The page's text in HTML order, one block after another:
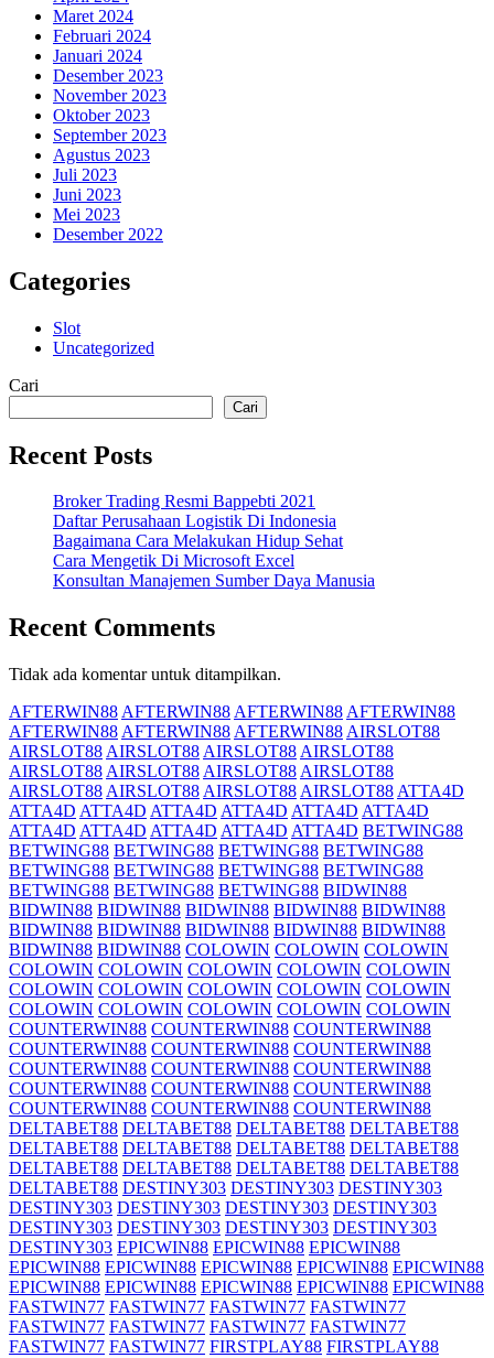
Maret 2024
Februari 2024
Januari 2024
Desember 2023
November 2023
Oktober 2023
September 2023
Agustus 2023
Juli 2023
Juni 2023
Mei 2023
Desember 2022
Categories
Slot
Uncategorized
Cari
Cari
Recent Posts
Broker Trading Resmi Bappebti 2021
Daftar Perusahaan Logistik Di Indonesia
Bagaimana Cara Melakukan Hidup Sehat
Cara Mengetik Di Microsoft Excel
Konsultan Manajemen Sumber Daya Manusia
Recent Comments
Tidak ada komentar untuk ditampilkan.
AFTERWIN88 AFTERWIN88 AFTERWIN88 AFTERWIN88
AFTERWIN88 AFTERWIN88 AFTERWIN88 AIRSLOT88
AIRSLOT88 AIRSLOT88 AIRSLOT88 AIRSLOT88
AIRSLOT88 AIRSLOT88 AIRSLOT88 AIRSLOT88
AIRSLOT88 AIRSLOT88 AIRSLOT88 AIRSLOT88 ATTA4D
ATTA4D ATTA4D ATTA4D ATTA4D ATTA4D ATTA4D
ATTA4D ATTA4D ATTA4D ATTA4D ATTA4D BETWING88
BETWING88 BETWING88 BETWING88 BETWING88
BETWING88 BETWING88 BETWING88 BETWING88
BETWING88 BETWING88 BETWING88 BIDWIN88
BIDWIN88 BIDWIN88 BIDWIN88 BIDWIN88 BIDWIN88
BIDWIN88 BIDWIN88 BIDWIN88 BIDWIN88 BIDWIN88
BIDWIN88 BIDWIN88 COLOWIN COLOWIN COLOWIN
COLOWIN COLOWIN COLOWIN COLOWIN COLOWIN
COLOWIN COLOWIN COLOWIN COLOWIN COLOWIN
COLOWIN COLOWIN COLOWIN COLOWIN COLOWIN
COUNTERWIN88 COUNTERWIN88 COUNTERWIN88
COUNTERWIN88 COUNTERWIN88 COUNTERWIN88
COUNTERWIN88 COUNTERWIN88 COUNTERWIN88
COUNTERWIN88 COUNTERWIN88 COUNTERWIN88
COUNTERWIN88 COUNTERWIN88 COUNTERWIN88
DELTABET88 DELTABET88 DELTABET88 DELTABET88
DELTABET88 DELTABET88 DELTABET88 DELTABET88
DELTABET88 DELTABET88 DELTABET88 DELTABET88
DELTABET88 DESTINY303 DESTINY303 DESTINY303
DESTINY303 DESTINY303 DESTINY303 DESTINY303
DESTINY303 DESTINY303 DESTINY303 DESTINY303
DESTINY303 EPICWIN88 EPICWIN88 EPICWIN88
EPICWIN88 EPICWIN88 EPICWIN88 EPICWIN88 EPICWIN88
EPICWIN88 EPICWIN88 EPICWIN88 EPICWIN88 EPICWIN88
FASTWIN77 FASTWIN77 FASTWIN77 FASTWIN77
FASTWIN77 FASTWIN77 FASTWIN77 FASTWIN77
FASTWIN77 FASTWIN77 FIRSTPLAY88 FIRSTPLAY88